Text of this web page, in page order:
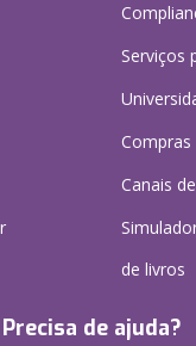
Serviços
Canais
de livros
Precisa de ajuda?